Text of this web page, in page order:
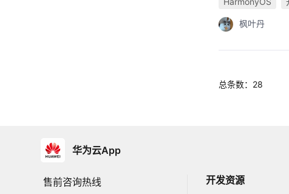
枫叶丹
总条数：28
华为云App
售前咨询热线 开发资源